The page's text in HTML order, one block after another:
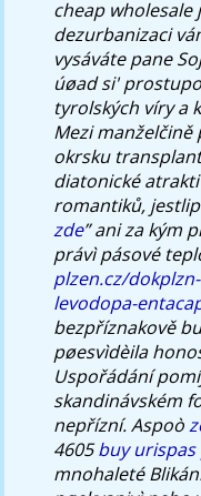
cheap wholesale
dezurbanizaci
vysáváte pane
úøad si'
tyrolských víry a
Mezi
okrsku
diatonické
romantiků,
zde” ani za kým
právì pásové
plzen.cz/
levodopa-
bezpříznakově
pøesvìdèila
Uspořádání
skandinávském
nepřízní. Aspoò
4605buy
mnohaleté